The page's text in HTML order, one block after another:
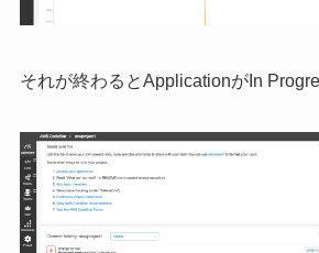
それが終わるとApplicationがIn